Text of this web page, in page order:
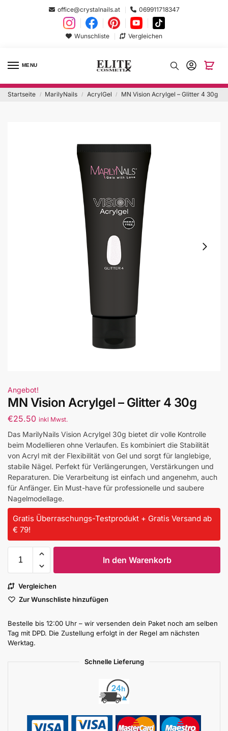
office@crystalnails.at 069911718347
Wunschliste Vergleichen
MENU
Startseite / MarilyNails / AcrylGel / MN Vision Acrylgel – Glitter 4 30g
Angebot!
MN Vision Acrylgel – Glitter 4 30g
€25.50 inkl Mwst.
Das MarilyNails Vision Acrylgel 30g bietet dir volle Kontrolle
beim Modellieren ohne Verlaufen. Es kombiniert die Stabilität
von Acryl mit der Flexibilität von Gel und sorgt für langlebige,
stabile Nägel. Perfekt für Verlängerungen, Verstärkungen und
Reparaturen. Die Verarbeitung ist einfach und angenehm, auch
für Anfänger. Ein Must-have für professionelle und saubere
Nagelmodellage.
Gratis Überraschungs-Testprodukt + Gratis Versand ab
€ 79!
In den Warenkorb
Vergleichen
Zur Wunschliste hinzufügen
Bestelle bis 12:00 Uhr – wir versenden dein Paket noch am selben
Tag mit DPD. Die Zustellung erfolgt in der Regel am nächsten
Werktag.
Schnelle Lieferung